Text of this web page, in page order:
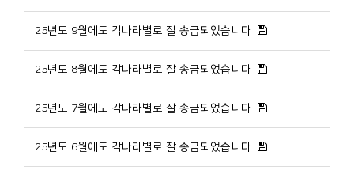
25년도 9월에도 각나라별로 잘 송금되었습니다
25년도 8월에도 각나라별로 잘 송금되었습니다
25년도 7월에도 각나라별로 잘 송금되었습니다
25년도 6월에도 각나라별로 잘 송금되었습니다